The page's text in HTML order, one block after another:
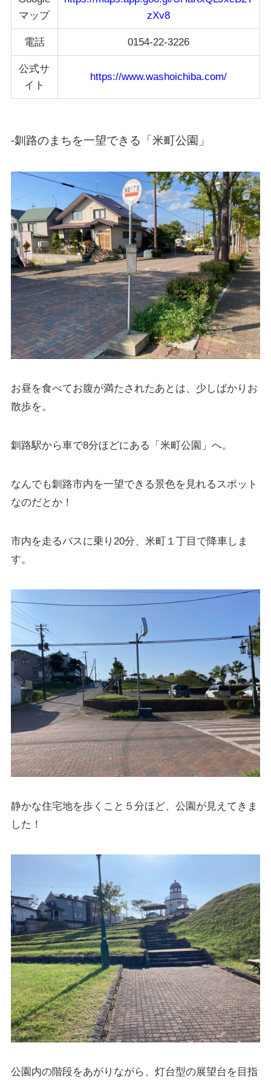
マップ
zXv8
電話 0154-22-3226
公式サ
イト
https://www.washoichiba.com/
-釧路のまちを一望できる「米町公園」
お昼を食べてお腹が満たされたあとは、少しばかりお
散歩を。
釧路駅から車で8分ほどにある「米町公園」へ。
なんでも釧路市内を一望できる景色を見れるスポット
なのだとか！
市内を走るバスに乗り20分、米町１丁目で降車しま
す。
静かな住宅地を歩くこと５分ほど、公園が見えてきま
した！
公園内の階段をあがりながら、灯台型の展望台を目指